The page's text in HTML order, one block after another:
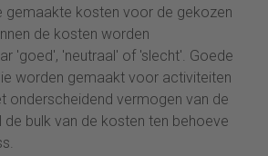
gemaakte kosten voor de gekozen
de kosten worden
'goed', 'neutraal' of 'slecht'. Goede
worden gemaakt voor activiteiten
onderscheidend vermogen van de
bulk van de kosten ten behoeve